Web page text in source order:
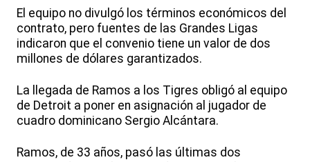
El equipo no divulgó los términos económicos del
contrato, pero fuentes de las Grandes Ligas
indicaron que el convenio tiene un valor de dos
millones de dólares garantizados.
La llegada de Ramos a los Tigres obligó al equipo
de Detroit a poner en asignación al jugador de
cuadro dominicano Sergio Alcántara.
Ramos, de 33 años, pasó las últimas dos